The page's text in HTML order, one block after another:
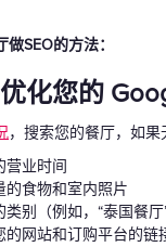
SEO的方法：
化您的
，搜索您的餐厅，如果
营业时间
的食物和室内照片
别（例如，“泰国餐厅”
的网站和订购平台的链